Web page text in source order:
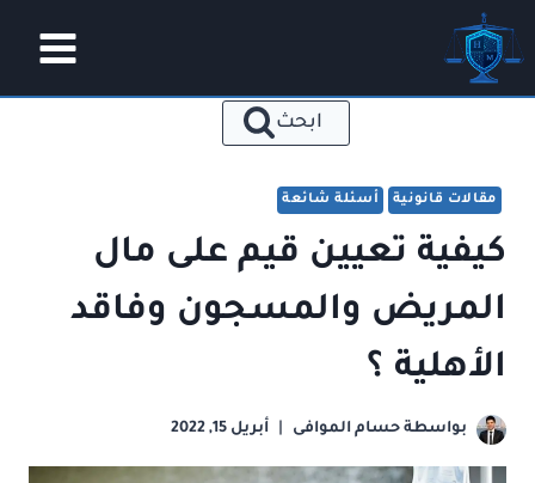
التجاوز
إلى
المحتوى
ابحث
مقالات قانونية أسئلة شائعة
كيفية تعيين قيم على مال
المريض والمسجون وفاقد
الأهلية ؟
بواسطة حسام الموافى أبريل 15, 2022